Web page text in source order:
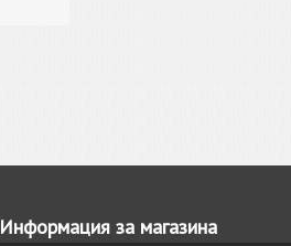
Информация за магазина